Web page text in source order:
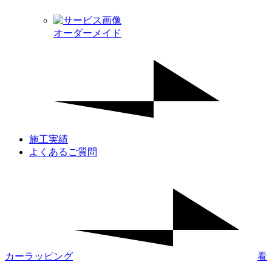
オーダーメイド
施工実績
よくあるご質問
カーラッピング 看